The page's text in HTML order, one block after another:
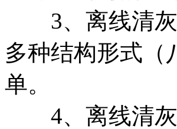
3、离线清灰
多种结构形式（
单。
4、离线清灰